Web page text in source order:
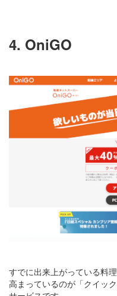
4. OniGO
すでに出来上がっている料
高まっているのが「クイッ